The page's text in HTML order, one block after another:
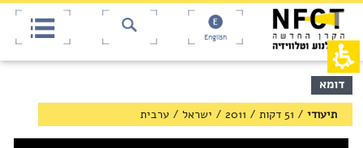
תחילתו
אינטרנט,
לחץ
אנטר
כדי
לאזור
תוכן
ראש
באפשרותך
ללחוץ
אנטר
כדי
לדלג
English
תוכן
מרכזי,
באפשרותך
ללחוץ
אנטר
דומא
תיעודי / 51 דקות /
2011
/ ישראל / ערבית